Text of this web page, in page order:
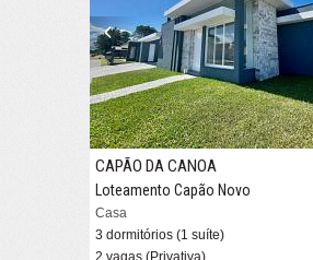
CAPÃO DA CANOA
Loteamento Capão Novo
Casa
3 dormitórios (1 suíte)